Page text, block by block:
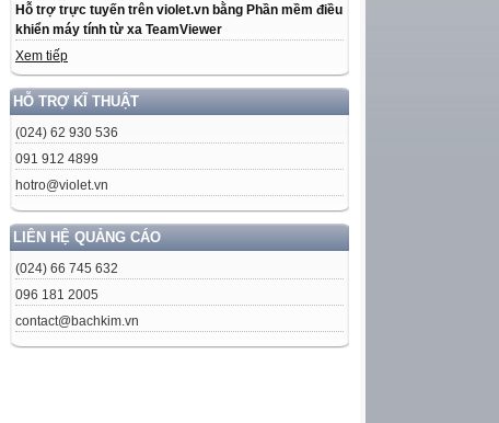
Hỗ trợ trực tuyến trên violet.vn bằng Phần mềm điều
khiển máy tính từ xa TeamViewer
Xem tiếp
HỖ TRỢ KĨ THUẬT
(024) 62 930 536
091 912 4899
hotro@violet.vn
LIÊN HỆ QUẢNG CÁO
(024) 66 745 632
096 181 2005
contact@bachkim.vn